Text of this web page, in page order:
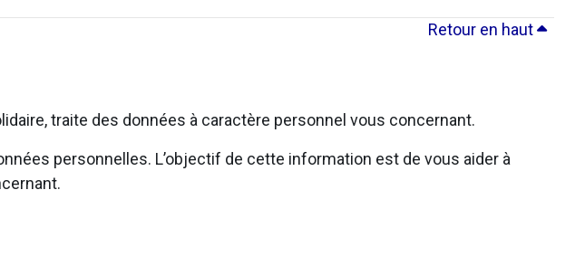
Retour en haut
traite des données à caractère personnel vous concernant.
personnelles. L’objectif de cette information est de vous aider à